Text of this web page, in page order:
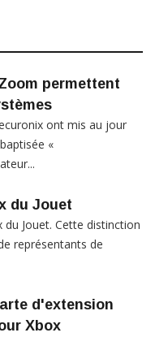
permettent
ont mis au jour
«
du Jouet
Jouet. Cette distinction
représentants de
d'extension
Xbox